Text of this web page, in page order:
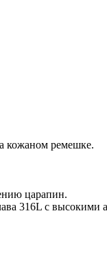
кожаном ремешке.
царапин.
316L с